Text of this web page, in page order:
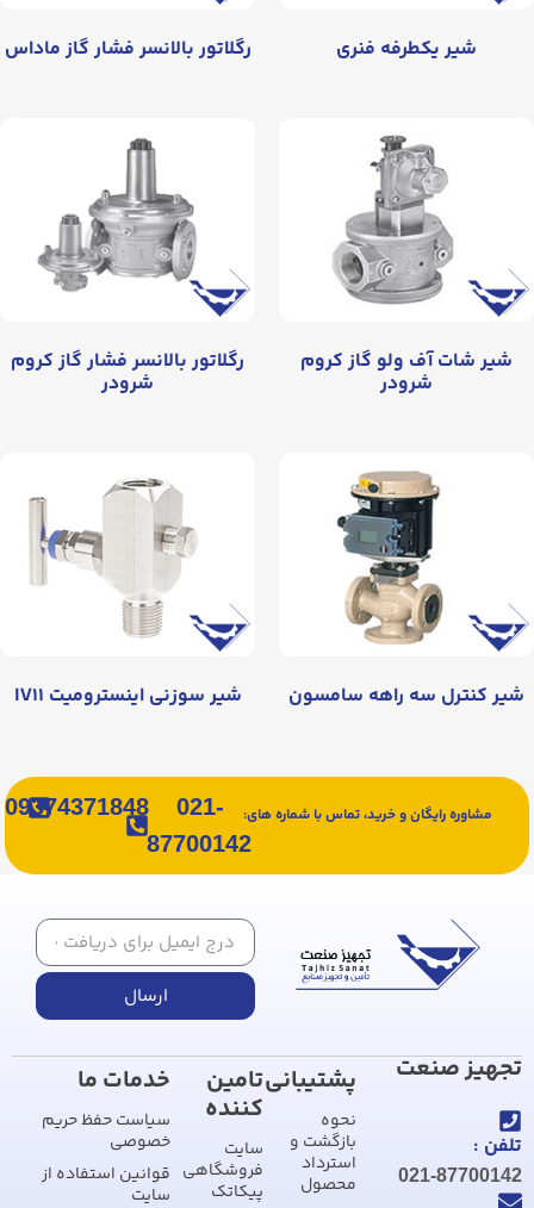
شیر یکطرفه فنری رگلاتور بالانسر فشار گاز ماداس
شیر شات آف ولو گاز کروم
شرودر
رگلاتور بالانسر فشار گاز کروم
شرودر
شیر کنترل سه راهه سامسون شیر سوزنی اینسترومیت IV۱۱
مشاوره رایگان و خرید، تماس با شماره های:
021-
87700142
09374371848
ارسال
تجهیز صنعت
تلفن :
021-87700142
پشتیبانی
نحوه
بازگشت و
استرداد
محصول
تامین
کننده
سایت
فروشگاهی
پیکاتک
خدمات ما
سیاست حفظ حریم
خصوصی
قوانین استفاده از
سایت